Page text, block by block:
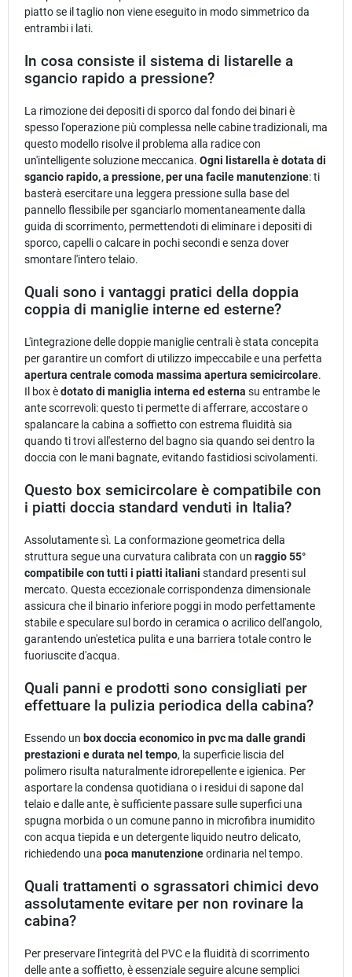
piatto se il taglio non viene eseguito in modo simmetrico da
entrambi i lati.
In cosa consiste il sistema di listarelle a
sgancio rapido a pressione?
La rimozione dei depositi di sporco dal fondo dei binari è
spesso l'operazione più complessa nelle cabine tradizionali, ma
questo modello risolve il problema alla radice con
un'intelligente soluzione meccanica. Ogni listarella è dotata di
sgancio rapido, a pressione, per una facile manutenzione: ti
basterà esercitare una leggera pressione sulla base del
pannello flessibile per sganciarlo momentaneamente dalla
guida di scorrimento, permettendoti di eliminare i depositi di
sporco, capelli o calcare in pochi secondi e senza dover
smontare l'intero telaio.
Quali sono i vantaggi pratici della doppia
coppia di maniglie interne ed esterne?
L'integrazione delle doppie maniglie centrali è stata concepita
per garantire un comfort di utilizzo impeccabile e una perfetta
apertura centrale comoda massima apertura semicircolare.
Il box èdotato di maniglia interna ed esterna su entrambe le
ante scorrevoli: questo ti permette di afferrare, accostare o
spalancare la cabina a soffietto con estrema fluidità sia
quando ti trovi all'esterno del bagno sia quando sei dentro la
doccia con le mani bagnate, evitando fastidiosi scivolamenti.
Questo box semicircolare è compatibile con
i piatti doccia standard venduti in Italia?
Assolutamente sì. La conformazione geometrica della
struttura segue una curvatura calibrata con un raggio 55°
compatibile con tutti i piatti italiani standard presenti sul
mercato. Questa eccezionale corrispondenza dimensionale
assicura che il binario inferiore poggi in modo perfettamente
stabile e speculare sul bordo in ceramica o acrilico dell'angolo,
garantendo un'estetica pulita e una barriera totale contro le
fuoriuscite d'acqua.
Quali panni e prodotti sono consigliati per
effettuare la pulizia periodica della cabina?
Essendo un box doccia economico in pvc ma dalle grandi
prestazioni e durata nel tempo, la superficie liscia del
polimero risulta naturalmente idrorepellente e igienica. Per
asportare la condensa quotidiana o i residui di sapone dal
telaio e dalle ante, è sufficiente passare sulle superfici una
spugna morbida o un comune panno in microfibra inumidito
con acqua tiepida e un detergente liquido neutro delicato,
richiedendo una poca manutenzioneordinaria nel tempo.
Quali trattamenti o sgrassatori chimici devo
assolutamente evitare per non rovinare la
cabina?
Per preservare l'integrità del PVC e la fluidità di scorrimento
delle ante a soffietto, è essenziale seguire alcune semplici